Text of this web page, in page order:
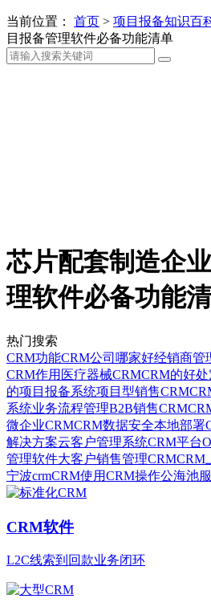
当前位置： 首页 > 项目报备知识百
目报备管理软件必备功能清单
芯片配套制造企
理软件必备功能
热门搜索
CRM功能CRM公司哪家好经销商管
CRM作用 医疗器械CRMCRM的好处
的项目报备系统项目型销售CRM
系统业务流程管理B2B销售CRM
微企业CRMCRM数据安全本地部署
解决方案云客户管理系统CRM平台
管理软件大客户销售管理CRMCRM
宁波crmCRM使用CRM操作公海池
CRM软件
L2C线索到回款业务闭环